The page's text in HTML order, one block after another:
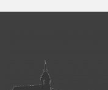
Veräußert […]